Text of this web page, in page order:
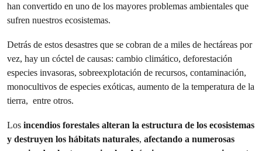
han convertido en uno de los mayores problemas ambientales que
sufren nuestros ecosistemas.
Detrás de estos desastres que se cobran de a miles de hectáreas por
vez, hay un cóctel de causas: cambio climático, deforestación
especies invasoras, sobreexplotación de recursos, contaminación,
monocultivos de especies exóticas, aumento de la temperatura de la
tierra, entre otros.
Los incendios forestales alteran la estructura de los ecosistemas
y destruyen los hábitats naturales, afectando a numerosas